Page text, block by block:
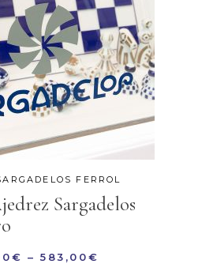
FERROL
Sargadelos
€ –583,00€